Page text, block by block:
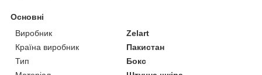
Основні
Виробник
Zelart
Країна виробник
Пакистан
Тип
Бокс